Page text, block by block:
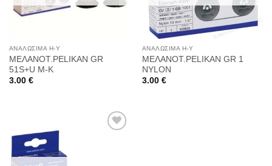
ΑΝΑΛΏΣΙΜΑ Η-Υ
ΜΕΛΑΝΟΤ.PELIKAN GR
51S+U M-K
3.00 €
ΑΝΑΛΏΣΙΜΑ Η-Υ
ΜΕΛΑΝΟΤ.PELIKAN GR 1
NYLON
3.00 €